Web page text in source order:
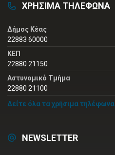
ΧΡΗΣΙΜΑ ΤΗΛΕΦΩΝΑ
Δήμος Κέας
22883 60000
ΚΕΠ
22880 21150
Αστυνομικό Τμήμα
22880 21100
Δείτε όλα τα χρήσιμα τηλέφωνα
NEWSLETTER